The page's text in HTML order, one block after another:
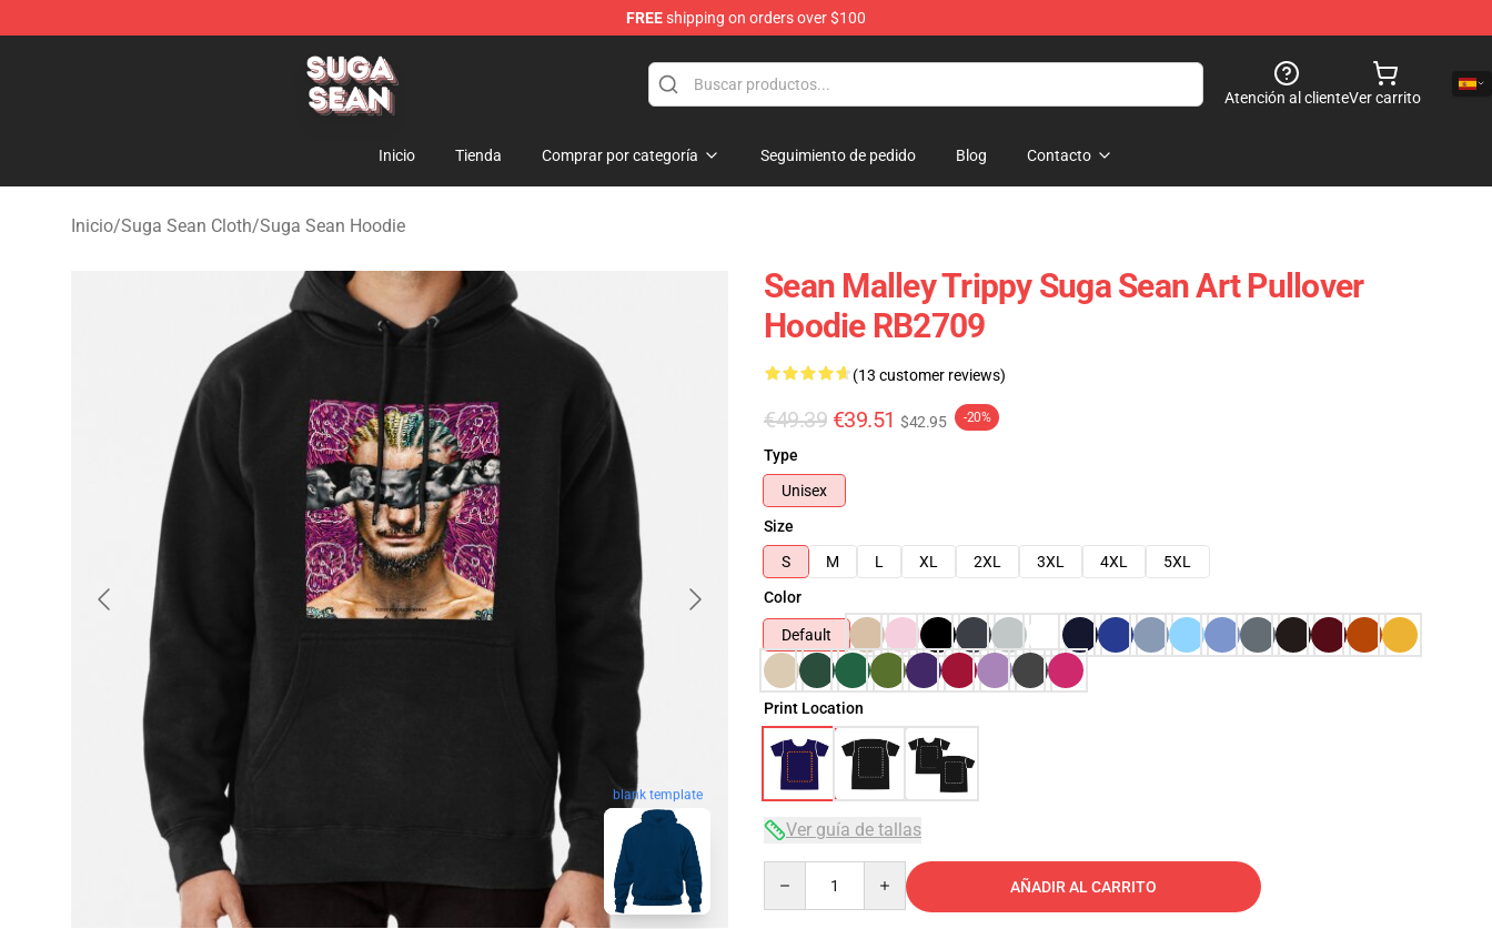
FREEshipping on orders over $100
Suga Sean Shop - Official Suga Sean Merchandise Store
Atención al clienteVer carrito
Inicio Tienda Comprar por categoría Seguimiento de pedido Blog Contacto
Inicio/Suga Sean Cloth/Suga Sean Hoodie
blank template
Sean Malley Trippy Suga Sean Art Pullover
Hoodie RB2709
(13 customer reviews)
€49.39 €39.51 $42.95 -20%
Type
Unisex
Size
S
M L XL 2XL 3XL 4XL
5XL
Color
Default
Print Location
Ver guía de tallas
AÑADIR AL CARRITO